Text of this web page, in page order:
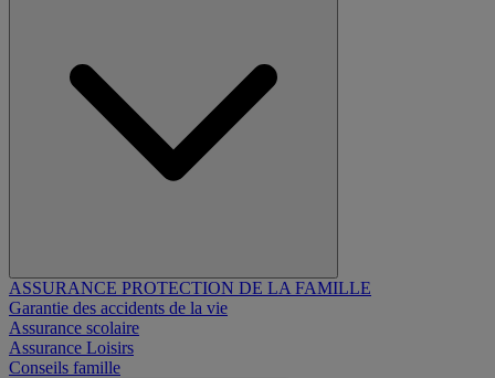
ASSURANCE PROTECTION DE LA FAMILLE
Garantie des accidents de la vie
Assurance scolaire
Assurance Loisirs
Conseils famille